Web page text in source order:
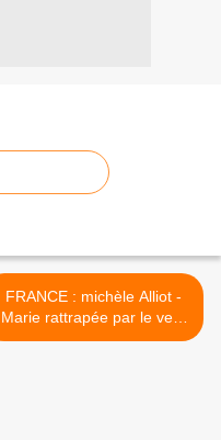
FRANCE : michèle Alliot -
Marie rattrapée par le vent
du JASMIN >